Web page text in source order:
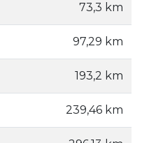
73,3 km
97,29 km
193,2 km
239,46 km